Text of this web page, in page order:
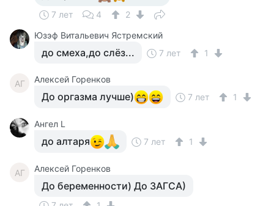
7 лет 4
2
Юзэф Витальевич Ястремский
до смеха,до слёз... 7 лет 1
АГ Алексей Горенков
До оргазма лучше) 7 лет 1
Ангел L
до алтаря 7 лет 1
АГ Алексей Горенков
До беременности) До ЗАГСА)